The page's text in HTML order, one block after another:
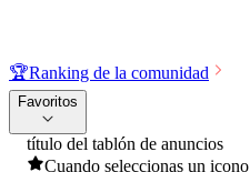
🏆Ranking de la comunidad
Favoritos
título del tablón de anuncios
Cuando seleccionas un icono